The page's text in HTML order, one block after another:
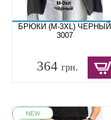
БРЮКИ (M-3XL) ЧЕРНЫЙ
3007
364 грн.